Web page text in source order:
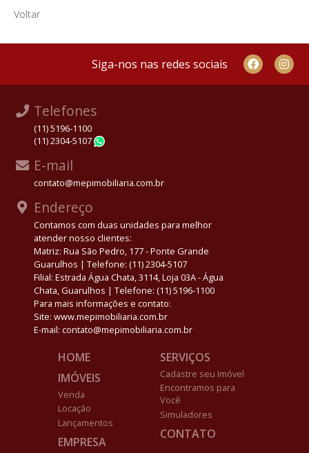
Voltar
Siga-nos nas redes sociais
Telefones
(11) 5196-1100
(11) 2304-5107
E-mail
contato@mepimobiliaria.com.br
Endereço
Contamos com duas unidades para melhor
atender nosso clientes:
Matriz: Rua São Pedro, 177 - Ponte Grande
Guarulhos | Telefone: (11) 2304-5107
Filial: Estrada Água Chata, 3114, Loja 03A - Água
Chata, Guarulhos | Telefone: (11) 5196-1100
Para mais informações e contato:
Site: www.mepimobiliaria.com.br
E-mail: contato@mepimobiliaria.com.br
HOME
IMÓVEIS
Venda
Locação
Lançamentos
EMPRESA
SERVIÇOS
Cadastre seu Imóvel
Encontramos para
Você
Simuladores
CONTATO